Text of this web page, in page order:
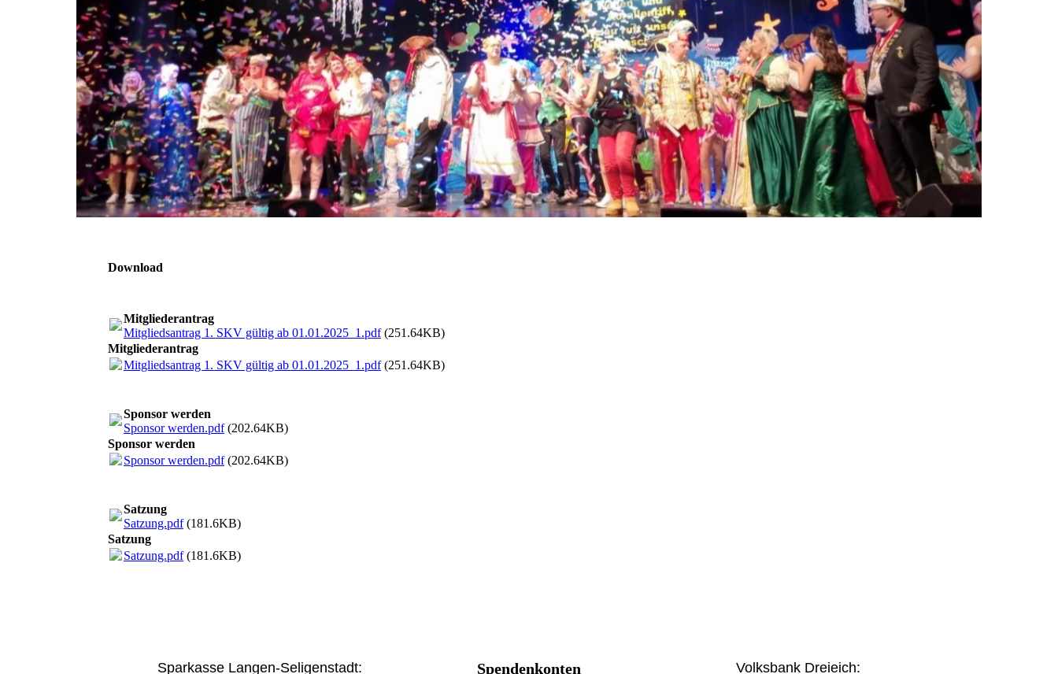
Download
Mitgliederantrag
Mitgliedsantrag 1. SKV gültig ab 01.01.2025_1.pdf(251.64KB)
Mitgliederantrag
Mitgliedsantrag 1. SKV gültig ab 01.01.2025_1.pdf(251.64KB)
Sponsor werden
Sponsor werden.pdf(202.64KB)
Sponsor werden
Sponsor werden.pdf(202.64KB)
Satzung
Satzung.pdf(181.6KB)
Satzung
Satzung.pdf(181.6KB)
Sparkasse Langen-Seligenstadt: Spendenkonten Volksbank Dreieich: